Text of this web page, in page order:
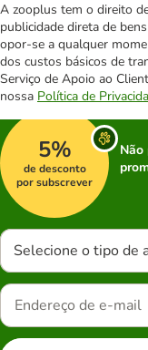
A zooplus tem o direito
publicidade direta de
opor-se a qualquer
dos custos básicos de
Serviço de Apoio ao
nossa Política de
5%
de desconto
por subscrever
Não
Selecione o tipo de